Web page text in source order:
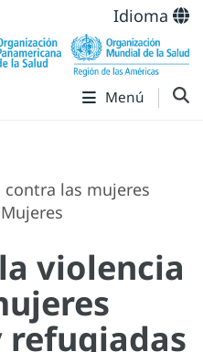
Idioma
Menú
las mujeres
violencia